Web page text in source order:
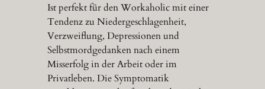
Ist perfekt für den Workaholic mit einer
Tendenz zu Niedergeschlagenheit,
Verzweiflung, Depressionen und
Selbstmordgedanken nach einem
Misserfolg in der Arbeit oder im
Privatleben. Die Symptomatik